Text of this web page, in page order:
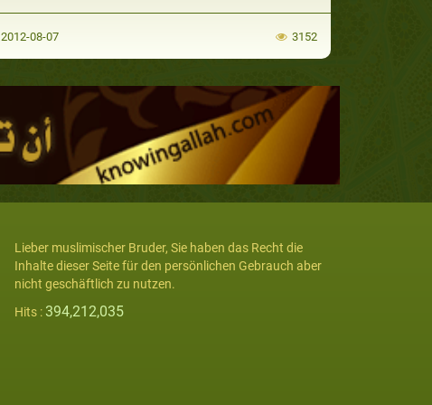
2012-08-07 3152
Lieber muslimischer Bruder, Sie haben das Recht die
Inhalte dieser Seite für den persönlichen Gebrauch aber
nicht geschäftlich zu nutzen.
Hits : 394,212,035